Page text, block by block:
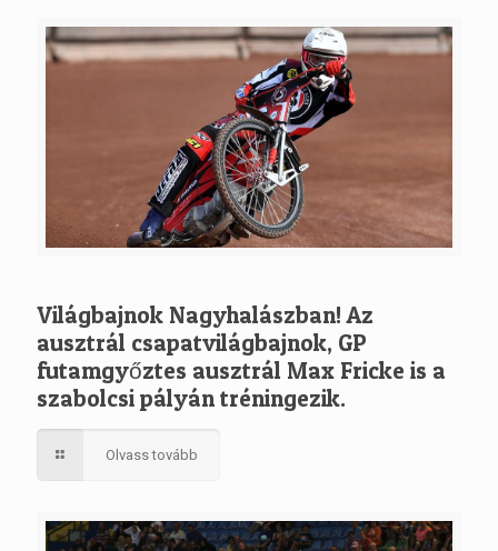
Világbajnok Nagyhalászban! Az
ausztrál csapatvilágbajnok, GP
futamgyőztes ausztrál Max Fricke is a
szabolcsi pályán tréningezik.
Olvass tovább